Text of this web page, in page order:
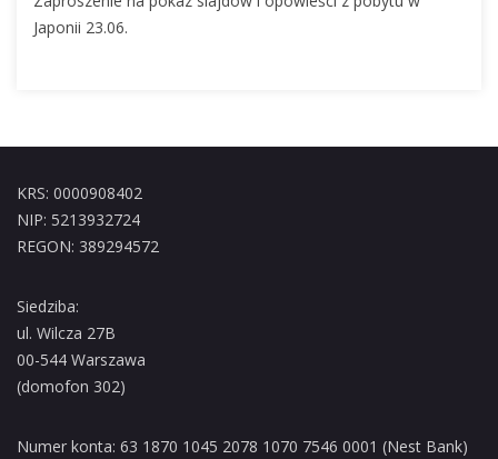
Japonii 23.06.
KRS: 0000908402
NIP: 5213932724
REGON: 389294572
Siedziba:
ul. Wilcza 27B
00-544 Warszawa
(domofon 302)
Numer konta: 63 1870 1045 2078 1070 7546 0001 (Nest Bank)